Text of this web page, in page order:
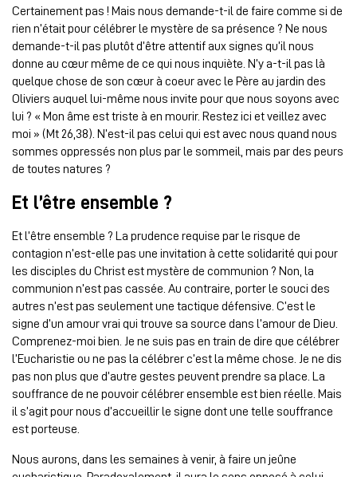
Certainement pas ! Mais nous demande-t-il de faire comme si de
rien n’était pour célébrer le mystère de sa présence ? Ne nous
demande-t-il pas plutôt d’être attentif aux signes qu’il nous
donne au cœur même de ce qui nous inquiète. N’y a-t-il pas là
quelque chose de son cœur à coeur avec le Père au jardin des
Oliviers auquel lui-même nous invite pour que nous soyons avec
lui ? « Mon âme est triste à en mourir. Restez ici et veillez avec
moi » (Mt 26,38). N’est-il pas celui qui est avec nous quand nous
sommes oppressés non plus par le sommeil, mais par des peurs
de toutes natures ?
Et l’être ensemble ?
Et l’être ensemble ? La prudence requise par le risque de
contagion n’est-elle pas une invitation à cette solidarité qui pour
les disciples du Christ est mystère de communion ? Non, la
communion n’est pas cassée. Au contraire, porter le souci des
autres n’est pas seulement une tactique défensive. C’est le
signe d’un amour vrai qui trouve sa source dans l’amour de Dieu.
Comprenez-moi bien. Je ne suis pas en train de dire que célébrer
l’Eucharistie ou ne pas la célébrer c’est la même chose. Je ne dis
pas non plus que d’autre gestes peuvent prendre sa place. La
souffrance de ne pouvoir célébrer ensemble est bien réelle. Mais
il s’agit pour nous d’accueillir le signe dont une telle souffrance
est porteuse.
Nous aurons, dans les semaines à venir, à faire un jeûne